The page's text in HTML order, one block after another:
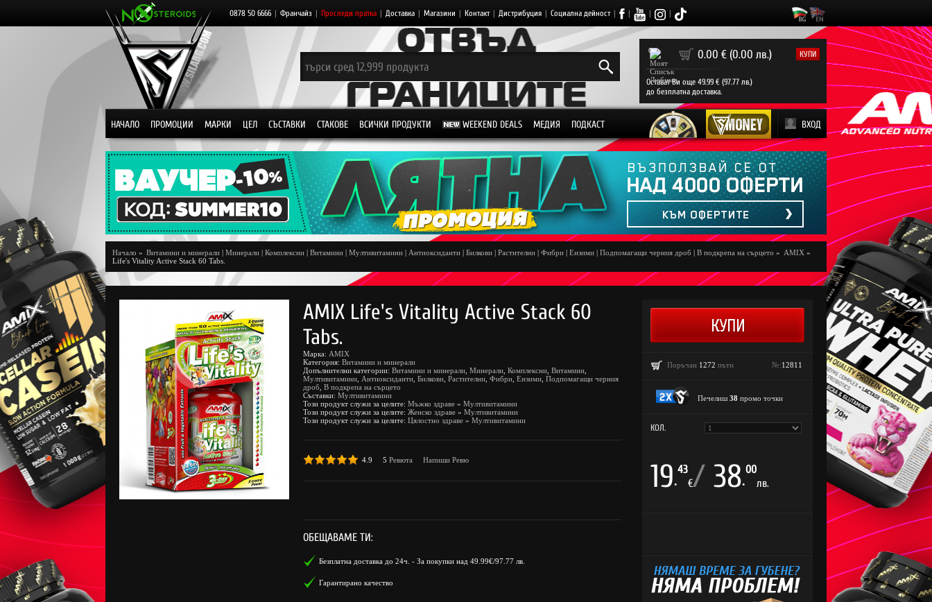
0878 50 6666 | Франчайз | Проследи пратка | Доставка | Магазини | Контакт | Дистрибуция | Социална дейност | | | |
0 0.00 € (0.00 лв.) КУПИ
Остават Ви още 49.99 € (97.77 лв.)
до безплатна доставка.
НАЧАЛО ПРОМОЦИИ МАРКИ ЦЕЛ СЪСТАВКИ СТАКОВЕ ВСИЧКИ ПРОДУКТИ WEEKEND DEALS МЕДИЯ ПОДКАСТ ВХОД
Начало » Витамини и минерали | Минерали | Комплексни | Витамини | Мултивитамини | Антиоксиданти | Билкови | Растителни | Фибри | Ензими | Подпомагащи черния дроб | В подкрепа на сърцето » AMIX »
Life's Vitality Active Stack 60 Tabs.
AMIX Life's Vitality Active Stack 60
Tabs.
Марка: AMIX
Категория: Витамини и минерали
Допълнителни категории: Витамини и минерали Минерали Комплексни Витамини
Мултивитамини Антиоксиданти Билкови Растителни Фибри Ензими Подпомагащи черния
дроб В подкрепа на сърцето
Съставки: Мултивитамини
Този продукт служи за целите: Мъжко здраве » Мултивитамини
Този продукт служи за целите: Женско здраве » Мултивитамини
Този продукт служи за целите: Цялостно здраве » Мултивитамини
4.9 5 Ревюта Напиши Ревю
ОБЕЩАВАМЕ ТИ:
Безплатна доставка до 24ч. - За покупки над 49.99€/97.77 лв.
Гарантирано качество
Поръчан 1272 пъти №:12811
Печелиш 38 промо точки
КОЛ.
19.
43
€/ 38.
00
лв.